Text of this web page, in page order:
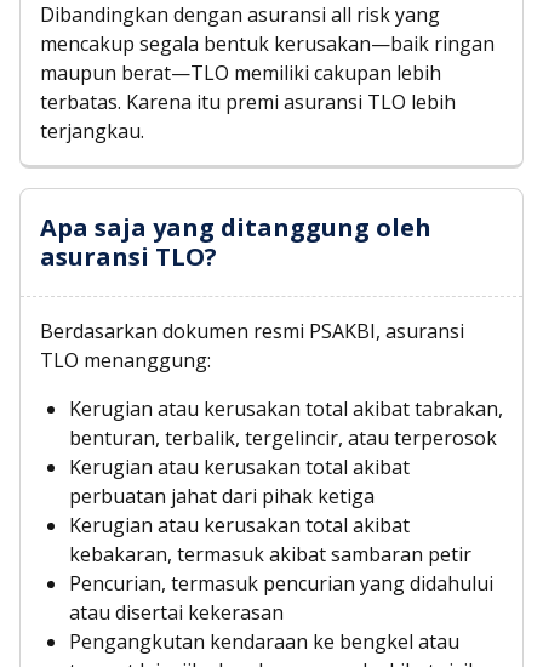
Dibandingkan dengan asuransi all risk yang
mencakup segala bentuk kerusakan—baik ringan
maupun berat—TLO memiliki cakupan lebih
terbatas. Karena itu premi asuransi TLO lebih
terjangkau.
Apa saja yang ditanggung oleh
asuransi TLO?
Berdasarkan dokumen resmi PSAKBI, asuransi
TLO menanggung:
Kerugian atau kerusakan total akibat tabrakan,
benturan, terbalik, tergelincir, atau terperosok
Kerugian atau kerusakan total akibat
perbuatan jahat dari pihak ketiga
Kerugian atau kerusakan total akibat
kebakaran, termasuk akibat sambaran petir
Pencurian, termasuk pencurian yang didahului
atau disertai kekerasan
Pengangkutan kendaraan ke bengkel atau